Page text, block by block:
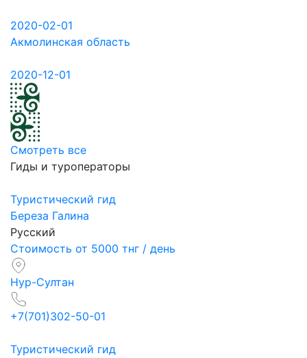
2020-02-01
Акмолинская область
2020-12-01
Смотреть все
Гиды и туроператоры
Туристический гид
Береза Галина
Русский
Стоимость от 5000 тнг / день
Нур-Султан
+7(701)302-50-01
Туристический гид